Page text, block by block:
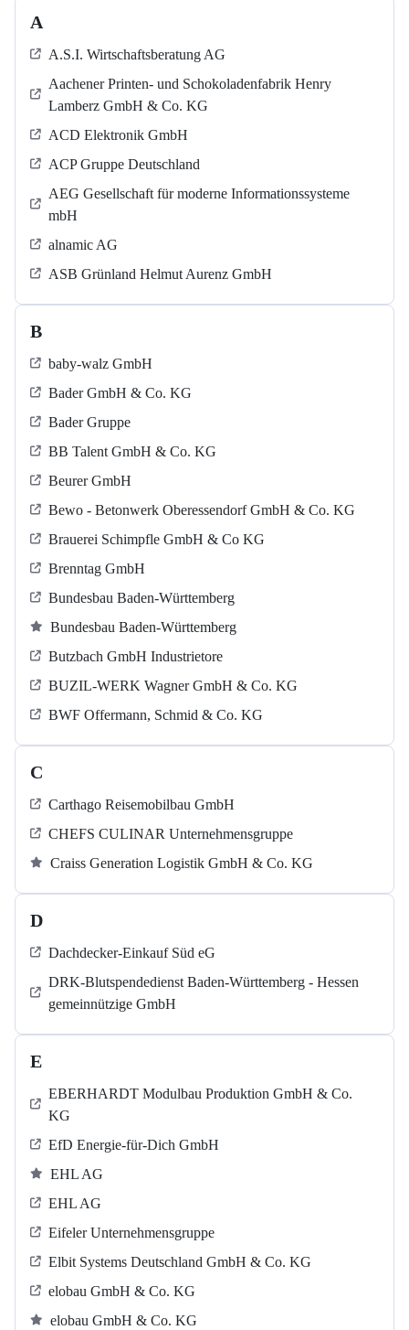
A
A.S.I. Wirtschaftsberatung AG
Aachener Printen- und Schokoladenfabrik Henry
Lamberz GmbH & Co. KG
ACD Elektronik GmbH
ACP Gruppe Deutschland
AEG Gesellschaft für moderne Informationssysteme
mbH
alnamic AG
ASB Grün­land Helmut Au­renz GmbH
B
baby-walz GmbH
Bader GmbH & Co. KG
Bader Gruppe
BB Talent GmbH & Co. KG
Beurer GmbH
Bewo - Betonwerk Oberessendorf GmbH & Co. KG
Brauerei Schimpfle GmbH & Co KG
Brenntag GmbH
Bundesbau Baden-Württemberg
Bundesbau Baden-Württemberg
Butzbach GmbH Industrietore
BUZIL-WERK Wagner GmbH & Co. KG
BWF Offermann, Schmid & Co. KG
C
Carthago Reisemobilbau GmbH
CHEFS CULINAR Unternehmensgruppe
Craiss Generation Logistik GmbH & Co. KG
D
Dachdecker-Einkauf Süd eG
DRK-Blutspendedienst Baden-Württemberg - Hessen
gemeinnützige GmbH
E
EBERHARDT Modulbau Produktion GmbH & Co.
KG
EfD Energie-für-Dich GmbH
EHL AG
EHL AG
Eifeler Unternehmensgruppe
Elbit Systems Deutschland GmbH & Co. KG
elobau GmbH & Co. KG
elobau GmbH & Co. KG